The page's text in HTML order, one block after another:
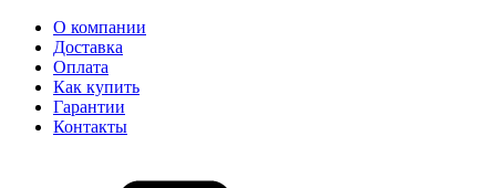
О компании
Доставка
Оплата
Как купить
Гарантии
Контакты